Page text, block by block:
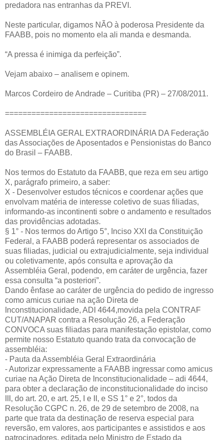
predadora nas entranhas da PREVI.
Neste particular, digamos NÃO à poderosa Presidente da
FAABB, pois no momento ela ali manda e desmanda.
“A pressa é inimiga da perfeição”.
Vejam abaixo – analisem e opinem.
Marcos Cordeiro de Andrade – Curitiba (PR) – 27/08/2011.
================================
ASSEMBLÉIA GERAL EXTRAORDINÁRIA DA Federação
das Associações de Aposentados e Pensionistas do Banco
do Brasil – FAABB.
Nos termos do Estatuto da FAABB, que reza em seu artigo
X, parágrafo primeiro, a saber:
X - Desenvolver estudos técnicos e coordenar ações que
envolvam matéria de interesse coletivo de suas filiadas,
informando-as incontinenti sobre o andamento e resultados
das providências adotadas.
§ 1° - Nos termos do Artigo 5°, Inciso XXI da Constituição
Federal, a FAABB poderá representar os associados de
suas filiadas, judicial ou extrajudicialmente, seja individual
ou coletivamente, após consulta e aprovação da
Assembléia Geral, podendo, em caráter de urgência, fazer
essa consulta “a posteriori”.
Dando ênfase ao caráter de urgência do pedido de ingresso
como amicus curiae na ação Direta de
Inconstitucionalidade, ADI 4644,movida pela CONTRAF
CUT/ANAPAR contra a Resolução 26, a Federação
CONVOCA suas filiadas para manifestação epistolar, como
permite nosso Estatuto quando trata da convocação de
assembléia:
- Pauta da Assembléia Geral Extraordinária
- Autorizar expressamente a FAABB ingressar como amicus
curiae na Ação Direta de Inconstitucionalidade – adi 4644,
para obter a declaração de inconstitucionalidade do inciso
III, do art. 20, e art. 25, I e II, e SS 1° e 2°, todos da
Resolução CGPC n. 26, de 29 de setembro de 2008, na
parte que trata da destinação de reserva especial para
reversão, em valores, aos participantes e assistidos e aos
patrocinadores, editada pelo Ministro de Estado da